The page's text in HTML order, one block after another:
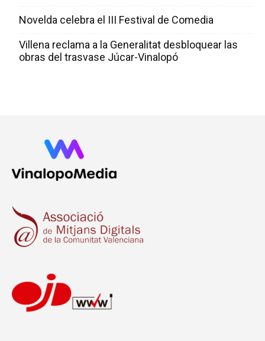
Novelda celebra el III Festival de Comedia
Villena reclama a la Generalitat desbloquear las
obras del trasvase Júcar-Vinalopó